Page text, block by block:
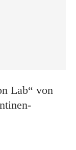
Lab“ von